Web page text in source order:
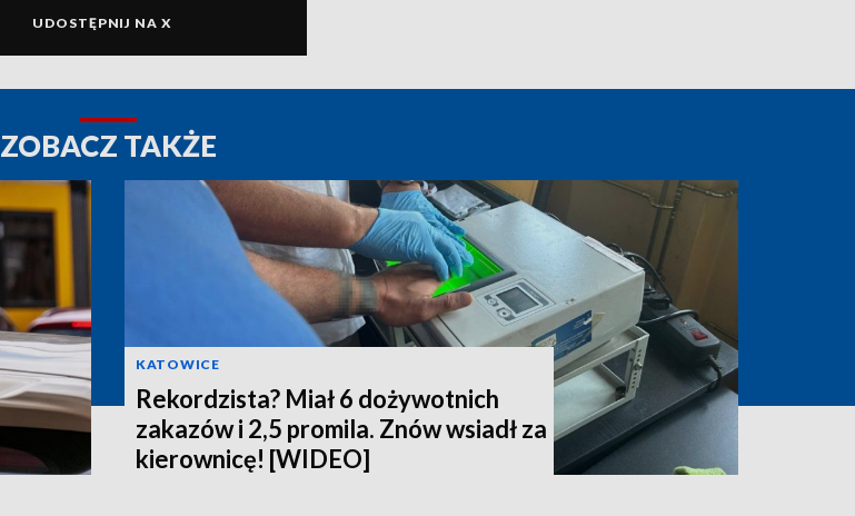
UDOSTĘPNIJ NA X
ZOBACZ TAKŻE
KATOWICE
Rekordzista? Miał 6 dożywotnich
zakazów i 2,5 promila. Znów wsiadł za
kierownicę! [WIDEO]